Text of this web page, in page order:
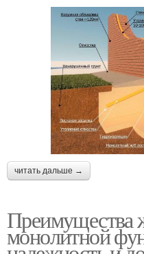
читать дальше →
Преимущества
монолитной